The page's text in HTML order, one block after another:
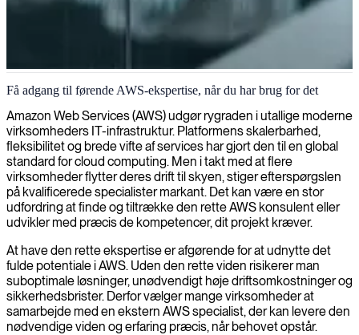
AWS cloud-infrastruktur og -løsninger
Vi leverer specialiserede AWS-konsulenter, der hjælper dig med at
designe, optimere og udnytte Amazon Web Services til strømlinede
cloud-operationer, forbedret sikkerhed og omkostningseffektivitet.
Få adgang til førende AWS-ekspertise, når du har brug for det
Amazon Web Services (AWS) udgør rygraden i utallige moderne
virksomheders IT-infrastruktur. Platformens skalerbarhed,
fleksibilitet og brede vifte af services har gjort den til en global
standard for cloud computing. Men i takt med at flere
virksomheder flytter deres drift til skyen, stiger efterspørgslen
på kvalificerede specialister markant. Det kan være en stor
udfordring at finde og tiltrække den rette AWS konsulent eller
udvikler med præcis de kompetencer, dit projekt kræver.
At have den rette ekspertise er afgørende for at udnytte det
fulde potentiale i AWS. Uden den rette viden risikerer man
suboptimale løsninger, unødvendigt høje driftsomkostninger og
sikkerhedsbrister. Derfor vælger mange virksomheder at
samarbejde med en ekstern AWS specialist, der kan levere den
nødvendige viden og erfaring præcis, når behovet opstår.